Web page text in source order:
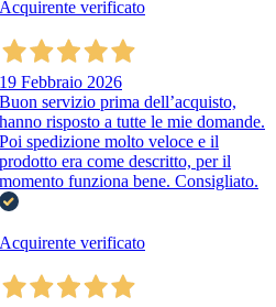
Acquirente verificato
19 Febbraio 2026
Buon servizio prima dell’acquisto,
hanno risposto a tutte le mie domande.
Poi spedizione molto veloce e il
prodotto era come descritto, per il
momento funziona bene. Consigliato.
Acquirente verificato